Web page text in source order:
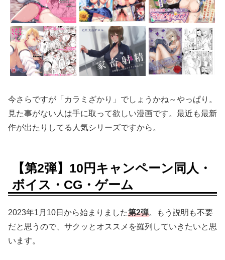
今さらですが「カラミざかり」でしょうかね～やっぱり。
見た事がない人は手に取って欲しい漫画です。最近も最新
作が出たりしてる人気シリーズですから。
【第2弾】10円キャンペーン同人・
ボイス・CG・ゲーム
2023年1月10日から始まりました第2弾。もう説明も不要
だと思うので、サクッとオススメを羅列していきたいと思
います。